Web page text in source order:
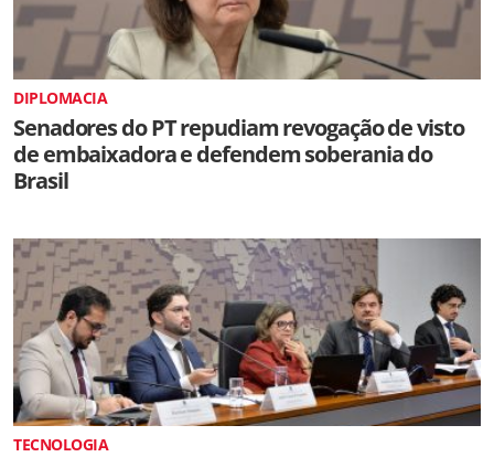
DIPLOMACIA
Senadores do PT repudiam revogação de visto
de embaixadora e defendem soberania do
Brasil
TECNOLOGIA